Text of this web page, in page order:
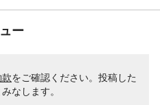
ー
をご確認ください。投稿した
なします。